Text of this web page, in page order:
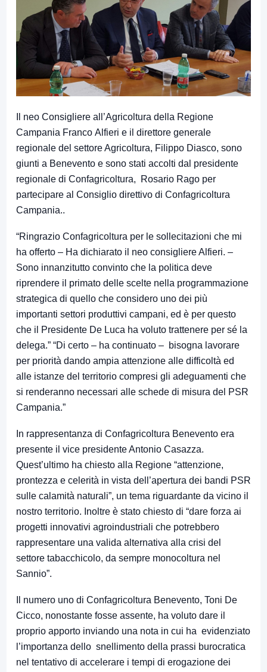
Il neo Consigliere all’Agricoltura della Regione
Campania Franco Alfieri e il direttore generale
regionale del settore Agricoltura, Filippo Diasco, sono
giunti a Benevento e sono stati accolti dal presidente
regionale di Confagricoltura, Rosario Rago per
partecipare al Consiglio direttivo di Confagricoltura
Campania..
“Ringrazio Confagricoltura per le sollecitazioni che mi
ha offerto – Ha dichiarato il neo consigliere Alfieri. –
Sono innanzitutto convinto che la politica deve
riprendere il primato delle scelte nella programmazione
strategica di quello che considero uno dei più
importanti settori produttivi campani, ed è per questo
che il Presidente De Luca ha voluto trattenere per sé la
delega.” “Di certo – ha continuato – bisogna lavorare
per priorità dando ampia attenzione alle difficoltà ed
alle istanze del territorio compresi gli adeguamenti che
si renderanno necessari alle schede di misura del PSR
Campania.”
In rappresentanza di Confagricoltura Benevento era
presente il vice presidente Antonio Casazza.
Quest’ultimo ha chiesto alla Regione “attenzione,
prontezza e celerità in vista dell’apertura dei bandi PSR
sulle calamità naturali”, un tema riguardante da vicino il
nostro territorio. Inoltre è stato chiesto di “dare forza ai
progetti innovativi agroindustriali che potrebbero
rappresentare una valida alternativa alla crisi del
settore tabacchicolo, da sempre monocoltura nel
Sannio”.
Il numero uno di Confagricoltura Benevento, Toni De
Cicco, nonostante fosse assente, ha voluto dare il
proprio apporto inviando una nota in cui ha evidenziato
l’importanza dello snellimento della prassi burocratica
nel tentativo di accelerare i tempi di erogazione dei